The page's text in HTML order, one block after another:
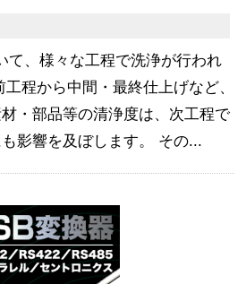
て、様々な工程で洗浄が行われ
程から中間・最終仕上げなど、
・部品等の清浄度は、次工程で
影響を及ぼします。 その...